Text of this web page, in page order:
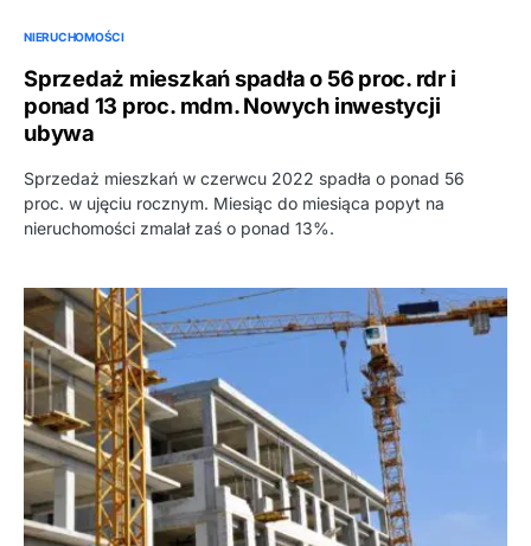
NIERUCHOMOŚCI
Sprzedaż mieszkań spadła o 56 proc. rdr i
ponad 13 proc. mdm. Nowych inwestycji
ubywa
Sprzedaż mieszkań w czerwcu 2022 spadła o ponad 56
proc. w ujęciu rocznym. Miesiąc do miesiąca popyt na
nieruchomości zmalał zaś o ponad 13%.